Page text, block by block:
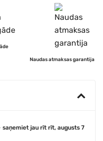
Naudas atmaksas garantija
saņemiet jau rīt rīt, augusts 7